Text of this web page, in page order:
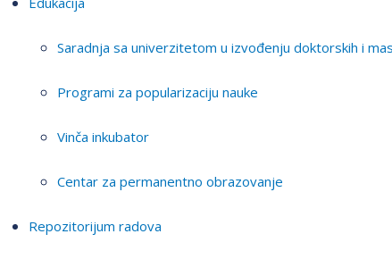
Saradnja sa univerzitetom u izvođenju doktorskih i
Programi za popularizaciju nauke
Vinča inkubator
Centar za permanentno obrazovanje
Repozitorijum radova